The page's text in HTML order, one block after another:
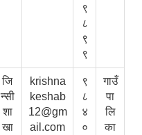
९
८
९
९
जि
न्सी
शा
खा
krishna
keshab
12@gm
ail.com
९
८
४
०
गाउँ
पा
लि
का